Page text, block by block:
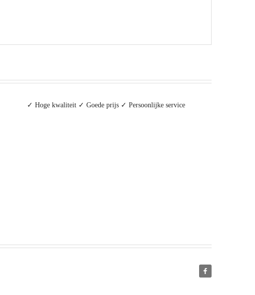
✓ Hoge kwaliteit ✓ Goede prijs ✓ Persoonlijke service